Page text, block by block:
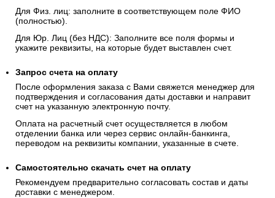
Для Физ. лиц: заполните в соответствующем поле ФИО
(полностью).
Для Юр. Лиц (без НДС): Заполните все поля формы и
укажите реквизиты, на которые будет выставлен счет.
Запрос счета на оплату
После оформления заказа с Вами свяжется менеджер для
подтверждения и согласования даты доставки и направит
счет на указанную электронную почту.
Оплата на расчетный счет осуществляется в любом
отделении банка или через сервис онлайн-банкинга,
переводом на реквизиты компании, указанные в счете.
Самостоятельно скачать счет на оплату
Рекомендуем предварительно согласовать состав и даты
доставки с менеджером.